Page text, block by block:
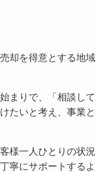
却を得意とする地域
まりで、「相談して
たいと考え、事業と
様一人ひとりの状況
寧にサポートするよ